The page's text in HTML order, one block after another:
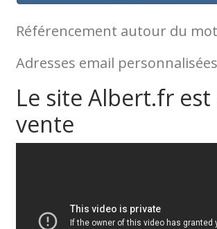
Référencement autour du
Adresses email
Le site Albert.fr est
vente